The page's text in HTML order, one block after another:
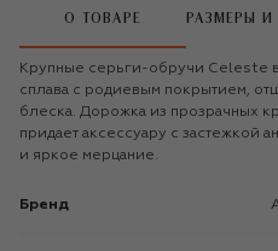
О ТОВАРЕ РАЗМЕРЫ
Крупные серьги-обручи Celeste
сплава с родиевым покрытием,
блеска. Дорожка из прозрачных
придает аксессуару с застежкой
и яркое мерцание.
Бренд